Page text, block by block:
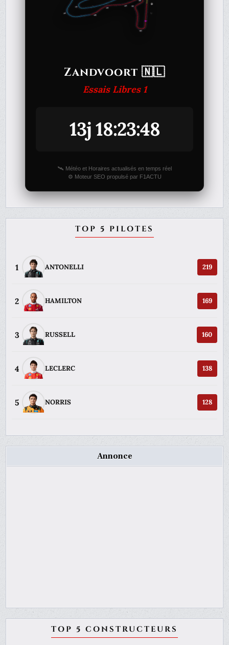
Zandvoort 🇳🇱
Essais Libres 1
13j 18:23:48
🛰️ Météo et Horaires actualisés en temps réel
⚙️ Moteur SEO propulsé par F1ACTU
TOP 5 PILOTES
1 ANTONELLI 219
2 HAMILTON 169
3 RUSSELL 160
4 LECLERC 138
5 NORRIS 128
Annonce
TOP 5 CONSTRUCTEURS